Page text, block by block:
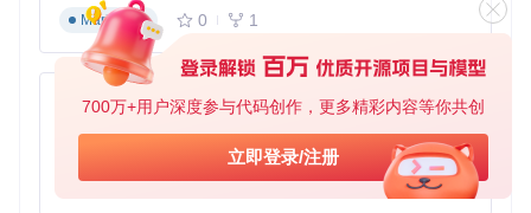
700万+用户深度参与代码创作，更多精彩内容等你共创
立即登录/注册
# 柔性PLA温度配置
[temperature_fan hotend_fan]
pin: PA0
max_power: 1.0
shutdown_speed: 0.3
Markdown
0 1
py-xiaozhi
基于Python的Xiaozhi AI，适用于想要完整Xiaozhi体验而无需拥有专用硬件的用户。
Python
0 1